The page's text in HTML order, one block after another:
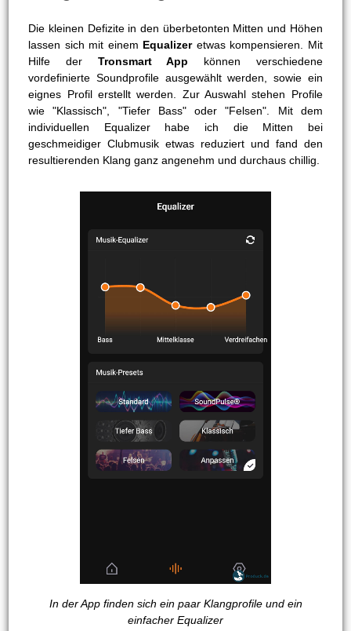
Die kleinen Defizite in den überbetonten Mitten und Höhen
lassen sich mit einem Equalizeretwas kompensieren. Mit
Hilfe der Tronsmart App können verschiedene
vordefinierte Soundprofile ausgewählt werden, sowie ein
eignes Profil erstellt werden. Zur Auswahl stehen Profile
wie "Klassisch", "Tiefer Bass" oder "Felsen". Mit dem
individuellen Equalizer habe ich die Mitten bei
geschmeidiger Clubmusik etwas reduziert und fand den
resultierenden Klang ganz angenehm und durchaus chillig.
In der App finden sich ein paar Klangprofile und ein
einfacher Equalizer